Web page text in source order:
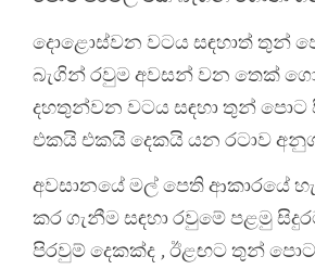
දොළොස්වන වටය සඳහාත් තුන්
බැගින් රවුම අවසන් වන තෙක්
දහතුන්වන වටය සඳහා තුන් පොට
එකයි එකයි දෙකයි යන රටාව
අවසානයේ මල් පෙති ආකාරයේ
කර ගැනීම සඳහා රවුමේ පළමු
පිරවුම් දෙකක්ද , ඊළඟට තුන්